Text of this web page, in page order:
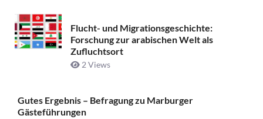
Flucht- und Migrationsgeschichte:
Forschung zur arabischen Welt als
Zufluchtsort
2 Views
Gutes Ergebnis – Befragung zu Marburger
Gästeführungen